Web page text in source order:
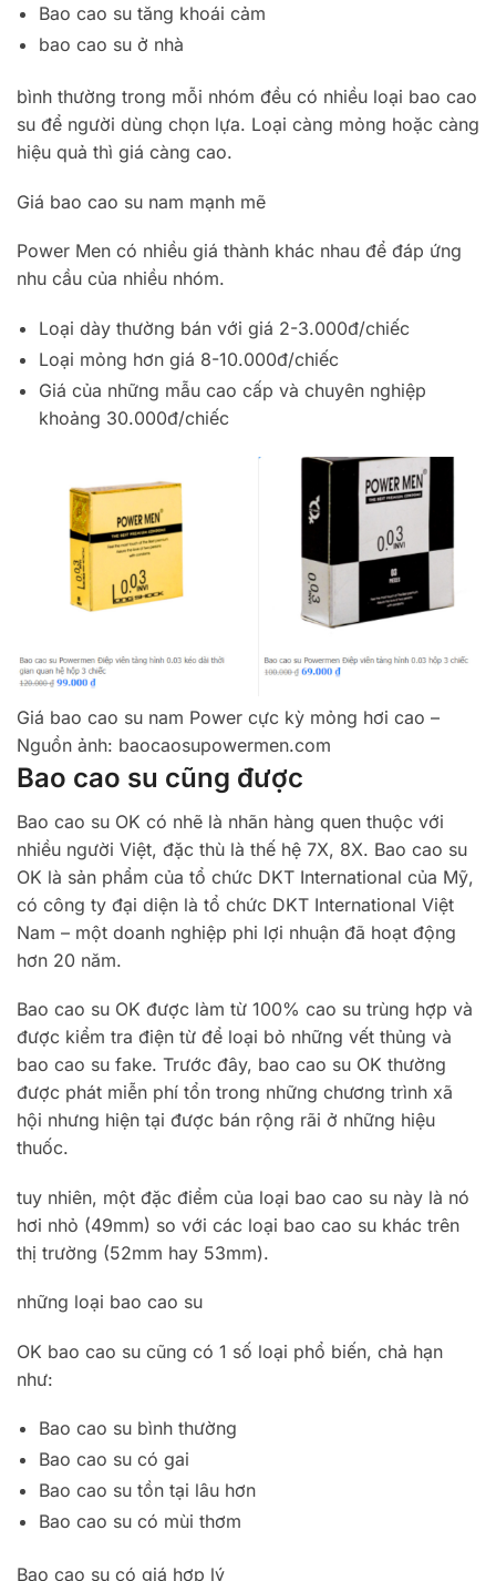
Bao cao su tăng khoái cảm
bao cao su ở nhà
bình thường trong mỗi nhóm đều có nhiều loại bao cao
su để người dùng chọn lựa. Loại càng mỏng hoặc càng
hiệu quả thì giá càng cao.
Giá bao cao su nam mạnh mẽ
Power Men có nhiều giá thành khác nhau để đáp ứng
nhu cầu của nhiều nhóm.
Loại dày thường bán với giá 2-3.000đ/chiếc
Loại mỏng hơn giá 8-10.000đ/chiếc
Giá của những mẫu cao cấp và chuyên nghiệp
khoảng 30.000đ/chiếc
Giá bao cao su nam Power cực kỳ mỏng hơi cao –
Nguồn ảnh: baocaosupowermen.com
Bao cao su cũng được
Bao cao su OK có nhẽ là nhãn hàng quen thuộc với
nhiều người Việt, đặc thù là thế hệ 7X, 8X. Bao cao su
OK là sản phẩm của tổ chức DKT International của Mỹ,
có công ty đại diện là tổ chức DKT International Việt
Nam – một doanh nghiệp phi lợi nhuận đã hoạt động
hơn 20 năm.
Bao cao su OK được làm từ 100% cao su trùng hợp và
được kiểm tra điện từ để loại bỏ những vết thủng và
bao cao su fake. Trước đây, bao cao su OK thường
được phát miễn phí tổn trong những chương trình xã
hội nhưng hiện tại được bán rộng rãi ở những hiệu
thuốc.
tuy nhiên, một đặc điểm của loại bao cao su này là nó
hơi nhỏ (49mm) so với các loại bao cao su khác trên
thị trường (52mm hay 53mm).
những loại bao cao su
OK bao cao su cũng có 1 số loại phổ biến, chả hạn
như:
Bao cao su bình thường
Bao cao su có gai
Bao cao su tồn tại lâu hơn
Bao cao su có mùi thơm
Bao cao su có giá hợp lý